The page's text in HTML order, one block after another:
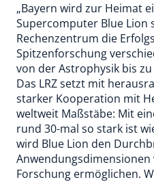
„Bayern wird zur Heimat
Supercomputer Blue Lion
Rechenzentrum die
Spitzenforschung
von der Astrophysik bis
Das LRZ setzt mit
starker Kooperation mit
weltweit Maßstäbe: Mit
rund 30-mal so stark ist
wird Blue Lion den
Forschung ermöglichen.